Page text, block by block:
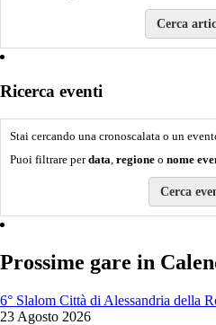
Cerca
Ricerca eventi
Stai cercando una cronoscalata o un
Puoi filtrare perdata regione o nome
Cerca
Prossime gare in
6° Slalom Città di Alessandria della
23 Agosto 2026